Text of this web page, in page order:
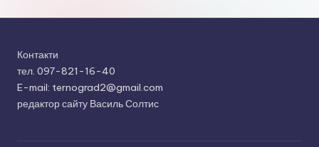
Контакти
тел. 097-821-16-40
E-mail: ternograd2@gmail.com
редактор сайту Василь Солтис